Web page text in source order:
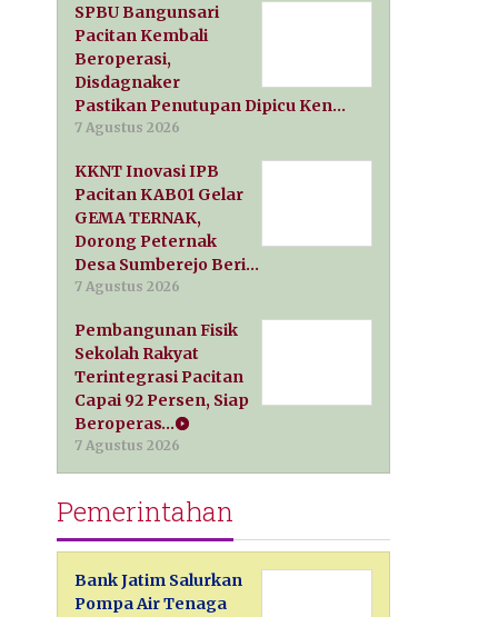
SPBU Bangunsari
Pacitan Kembali
Beroperasi,
Disdagnaker
Pastikan Penutupan Dipicu Ken…
7 Agustus 2026
KKNT Inovasi IPB
Pacitan KAB01 Gelar
GEMA TERNAK,
Dorong Peternak
Desa Sumberejo Beri…
7 Agustus 2026
Pembangunan Fisik
Sekolah Rakyat
Terintegrasi Pacitan
Capai 92 Persen, Siap
Beroperas…
7 Agustus 2026
Pemerintahan
Bank Jatim Salurkan
Pompa Air Tenaga